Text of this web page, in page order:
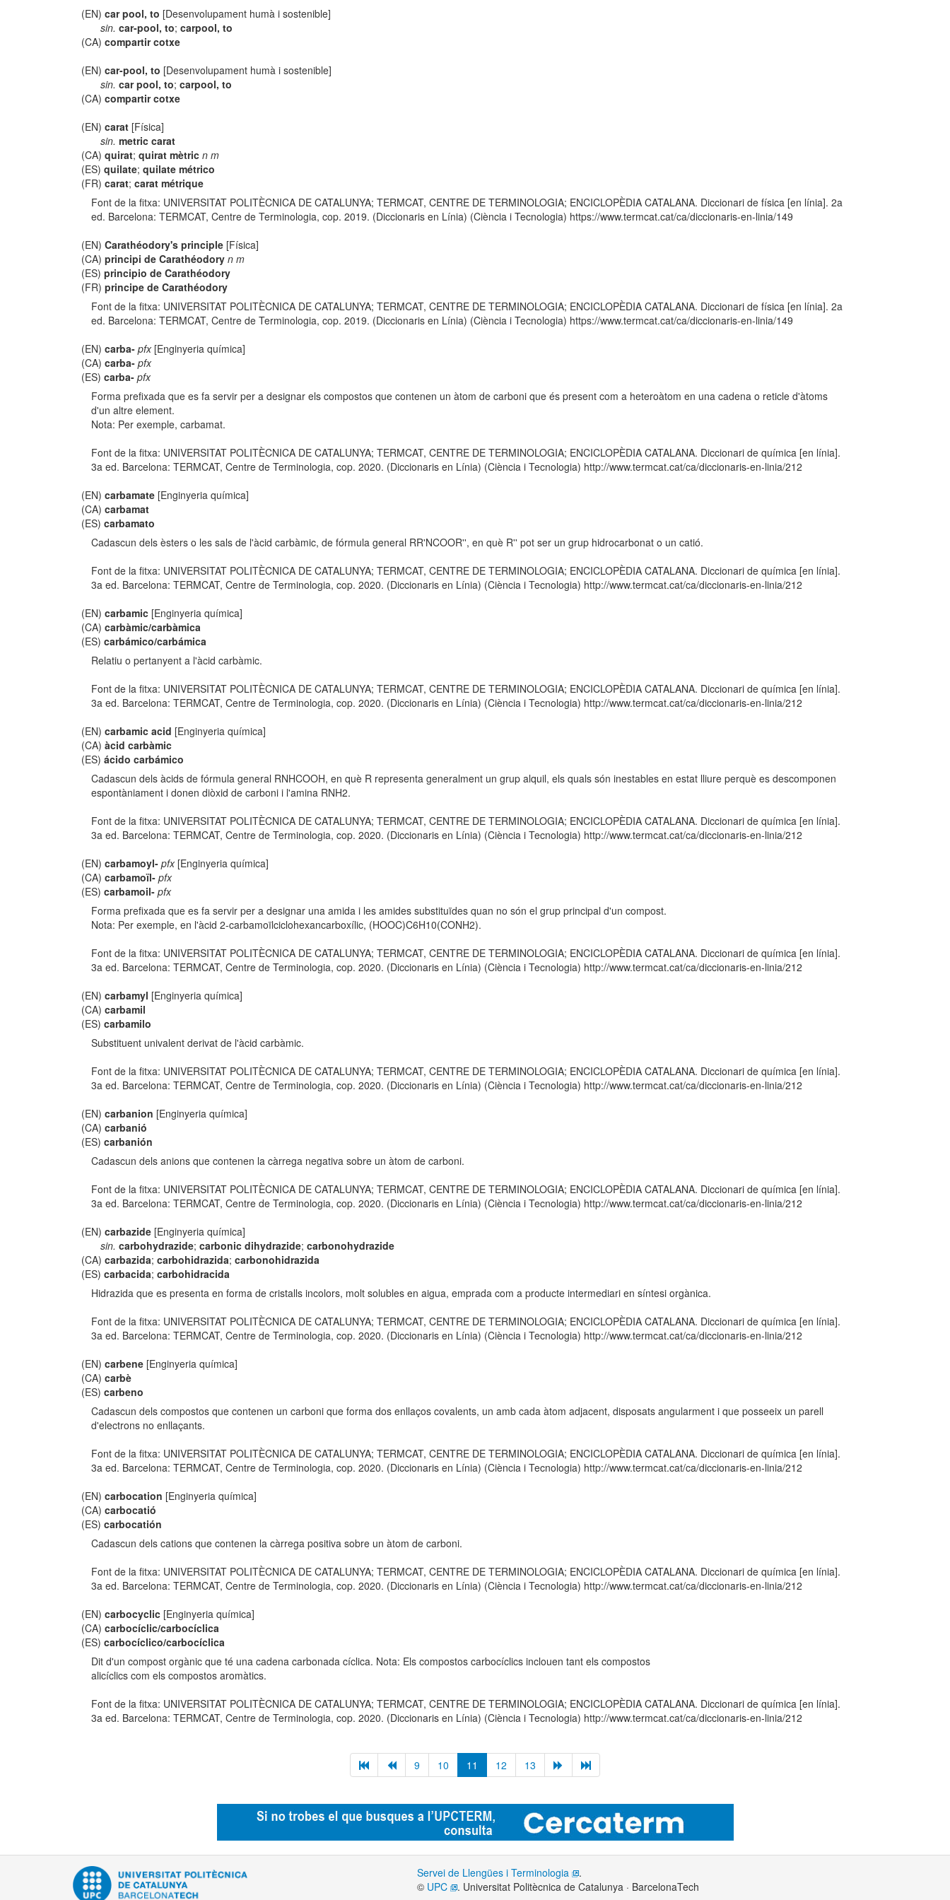
(EN)car pool, to [Desenvolupament humà i sostenible]
sin. car-pool, to; carpool, to
(CA)compartir cotxe
(EN)car-pool, to [Desenvolupament humà i sostenible]
sin. car pool, to; carpool, to
(CA)compartir cotxe
(EN)carat [Física]
sin. metric carat
(CA)quirat;quirat mètric n m
(ES)quilate;quilate métrico
(FR)carat;carat métrique
Font de la fitxa: UNIVERSITAT POLITÈCNICA DE CATALUNYA; TERMCAT, CENTRE DE TERMINOLOGIA; ENCICLOPÈDIA CATALANA. Diccionari de física [en línia]. 2a
ed. Barcelona: TERMCAT, Centre de Terminologia, cop. 2019. (Diccionaris en Línia) (Ciència i Tecnologia) https://www.termcat.cat/ca/diccionaris-en-linia/149
(EN)Carathéodory's principle [Física]
(CA)principi de Carathéodory n m
(ES)principio de Carathéodory
(FR)principe de Carathéodory
Font de la fitxa: UNIVERSITAT POLITÈCNICA DE CATALUNYA; TERMCAT, CENTRE DE TERMINOLOGIA; ENCICLOPÈDIA CATALANA. Diccionari de física [en línia]. 2a
ed. Barcelona: TERMCAT, Centre de Terminologia, cop. 2019. (Diccionaris en Línia) (Ciència i Tecnologia) https://www.termcat.cat/ca/diccionaris-en-linia/149
(EN)carba- pfx[Enginyeria química]
(CA)carba- pfx
(ES)carba- pfx
Forma prefixada que es fa servir per a designar els compostos que contenen un àtom de carboni que és present com a heteroàtom en una cadena o reticle d'àtoms
d'un altre element.
Nota: Per exemple, carbamat.
Font de la fitxa: UNIVERSITAT POLITÈCNICA DE CATALUNYA; TERMCAT, CENTRE DE TERMINOLOGIA; ENCICLOPÈDIA CATALANA. Diccionari de química [en línia].
3a ed. Barcelona: TERMCAT, Centre de Terminologia, cop. 2020. (Diccionaris en Línia) (Ciència i Tecnologia) http://www.termcat.cat/ca/diccionaris-en-linia/212
(EN)carbamate [Enginyeria química]
(CA)carbamat
(ES)carbamato
Cadascun dels èsters o les sals de l'àcid carbàmic, de fórmula general RR'NCOOR'', en què R'' pot ser un grup hidrocarbonat o un catió.
Font de la fitxa: UNIVERSITAT POLITÈCNICA DE CATALUNYA; TERMCAT, CENTRE DE TERMINOLOGIA; ENCICLOPÈDIA CATALANA. Diccionari de química [en línia].
3a ed. Barcelona: TERMCAT, Centre de Terminologia, cop. 2020. (Diccionaris en Línia) (Ciència i Tecnologia) http://www.termcat.cat/ca/diccionaris-en-linia/212
(EN)carbamic [Enginyeria química]
(CA)carbàmic/carbàmica
(ES)carbámico/carbámica
Relatiu o pertanyent a l'àcid carbàmic.
Font de la fitxa: UNIVERSITAT POLITÈCNICA DE CATALUNYA; TERMCAT, CENTRE DE TERMINOLOGIA; ENCICLOPÈDIA CATALANA. Diccionari de química [en línia].
3a ed. Barcelona: TERMCAT, Centre de Terminologia, cop. 2020. (Diccionaris en Línia) (Ciència i Tecnologia) http://www.termcat.cat/ca/diccionaris-en-linia/212
(EN)carbamic acid [Enginyeria química]
(CA)àcid carbàmic
(ES)ácido carbámico
Cadascun dels àcids de fórmula general RNHCOOH, en què R representa generalment un grup alquil, els quals són inestables en estat lliure perquè es descomponen
espontàniament i donen diòxid de carboni i l'amina RNH2.
Font de la fitxa: UNIVERSITAT POLITÈCNICA DE CATALUNYA; TERMCAT, CENTRE DE TERMINOLOGIA; ENCICLOPÈDIA CATALANA. Diccionari de química [en línia].
3a ed. Barcelona: TERMCAT, Centre de Terminologia, cop. 2020. (Diccionaris en Línia) (Ciència i Tecnologia) http://www.termcat.cat/ca/diccionaris-en-linia/212
(EN)carbamoyl- pfx[Enginyeria química]
(CA)carbamoïl- pfx
(ES)carbamoil- pfx
Forma prefixada que es fa servir per a designar una amida i les amides substituïdes quan no són el grup principal d'un compost.
Nota: Per exemple, en l'àcid 2-carbamoïlciclohexancarboxílic, (HOOC)C6H10(CONH2).
Font de la fitxa: UNIVERSITAT POLITÈCNICA DE CATALUNYA; TERMCAT, CENTRE DE TERMINOLOGIA; ENCICLOPÈDIA CATALANA. Diccionari de química [en línia].
3a ed. Barcelona: TERMCAT, Centre de Terminologia, cop. 2020. (Diccionaris en Línia) (Ciència i Tecnologia) http://www.termcat.cat/ca/diccionaris-en-linia/212
(EN)carbamyl [Enginyeria química]
(CA)carbamil
(ES)carbamilo
Substituent univalent derivat de l'àcid carbàmic.
Font de la fitxa: UNIVERSITAT POLITÈCNICA DE CATALUNYA; TERMCAT, CENTRE DE TERMINOLOGIA; ENCICLOPÈDIA CATALANA. Diccionari de química [en línia].
3a ed. Barcelona: TERMCAT, Centre de Terminologia, cop. 2020. (Diccionaris en Línia) (Ciència i Tecnologia) http://www.termcat.cat/ca/diccionaris-en-linia/212
(EN)carbanion [Enginyeria química]
(CA)carbanió
(ES)carbanión
Cadascun dels anions que contenen la càrrega negativa sobre un àtom de carboni.
Font de la fitxa: UNIVERSITAT POLITÈCNICA DE CATALUNYA; TERMCAT, CENTRE DE TERMINOLOGIA; ENCICLOPÈDIA CATALANA. Diccionari de química [en línia].
3a ed. Barcelona: TERMCAT, Centre de Terminologia, cop. 2020. (Diccionaris en Línia) (Ciència i Tecnologia) http://www.termcat.cat/ca/diccionaris-en-linia/212
(EN)carbazide [Enginyeria química]
sin. carbohydrazide; carbonic dihydrazide; carbonohydrazide
(CA)carbazida;carbohidrazida;carbonohidrazida
(ES)carbacida;carbohidracida
Hidrazida que es presenta en forma de cristalls incolors, molt solubles en aigua, emprada com a producte intermediari en síntesi orgànica.
Font de la fitxa: UNIVERSITAT POLITÈCNICA DE CATALUNYA; TERMCAT, CENTRE DE TERMINOLOGIA; ENCICLOPÈDIA CATALANA. Diccionari de química [en línia].
3a ed. Barcelona: TERMCAT, Centre de Terminologia, cop. 2020. (Diccionaris en Línia) (Ciència i Tecnologia) http://www.termcat.cat/ca/diccionaris-en-linia/212
(EN)carbene [Enginyeria química]
(CA)carbè
(ES)carbeno
Cadascun dels compostos que contenen un carboni que forma dos enllaços covalents, un amb cada àtom adjacent, disposats angularment i que posseeix un parell
d'electrons no enllaçants.
Font de la fitxa: UNIVERSITAT POLITÈCNICA DE CATALUNYA; TERMCAT, CENTRE DE TERMINOLOGIA; ENCICLOPÈDIA CATALANA. Diccionari de química [en línia].
3a ed. Barcelona: TERMCAT, Centre de Terminologia, cop. 2020. (Diccionaris en Línia) (Ciència i Tecnologia) http://www.termcat.cat/ca/diccionaris-en-linia/212
(EN)carbocation [Enginyeria química]
(CA)carbocatió
(ES)carbocatión
Cadascun dels cations que contenen la càrrega positiva sobre un àtom de carboni.
Font de la fitxa: UNIVERSITAT POLITÈCNICA DE CATALUNYA; TERMCAT, CENTRE DE TERMINOLOGIA; ENCICLOPÈDIA CATALANA. Diccionari de química [en línia].
3a ed. Barcelona: TERMCAT, Centre de Terminologia, cop. 2020. (Diccionaris en Línia) (Ciència i Tecnologia) http://www.termcat.cat/ca/diccionaris-en-linia/212
(EN)carbocyclic [Enginyeria química]
(CA)carbocíclic/carbocíclica
(ES)carbocíclico/carbocíclica
Dit d'un compost orgànic que té una cadena carbonada cíclica. Nota: Els compostos carbocíclics inclouen tant els compostos
alicíclics com els compostos aromàtics.
Font de la fitxa: UNIVERSITAT POLITÈCNICA DE CATALUNYA; TERMCAT, CENTRE DE TERMINOLOGIA; ENCICLOPÈDIA CATALANA. Diccionari de química [en línia].
3a ed. Barcelona: TERMCAT, Centre de Terminologia, cop. 2020. (Diccionaris en Línia) (Ciència i Tecnologia) http://www.termcat.cat/ca/diccionaris-en-linia/212
9 10 11 12 13
Servei de Llengües i Terminologia
.
© UPC . Universitat Politècnica de Catalunya · BarcelonaTech